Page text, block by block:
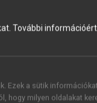
azonosítóddal vagy
vagy
vagy hozz
További
Ezek a sütik
hogy milyen oldalakat